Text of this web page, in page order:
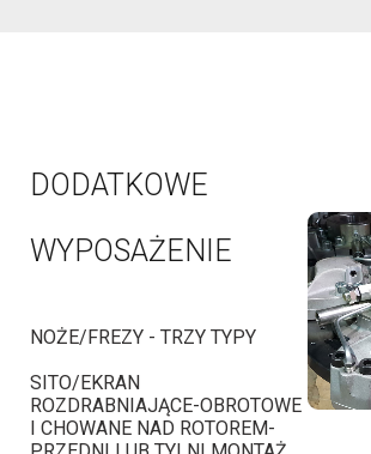
DODATKOWE
WYPOSAŻENIE
NOŻE/FREZY - TRZY TYPY
SITO/EKRAN
ROZDRABNIAJĄCE-OBROTOWE
I CHOWANE NAD ROTOREM-